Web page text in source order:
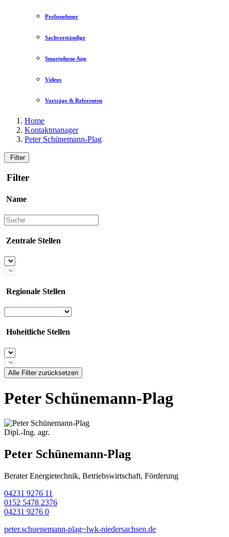
Probenehmer
Sachverständige
Smartphone App
Videos
Vorträge & Referenten
Home
Kontaktmanager
Peter Schünemann-Plag
Filter
Filter
Name
Zentrale Stellen
Regionale Stellen
Hoheitliche Stellen
Alle Filter zurücksetzen
Peter Schünemann-Plag
Dipl.-Ing. agr.
Peter Schünemann-Plag
Berater Energietechnik, Betriebswirtschaft, Förderung
04231 9276 11
0152 5478 2376
04231 9276 0
peter.schuenemann-plag~lwk-niedersachsen.de